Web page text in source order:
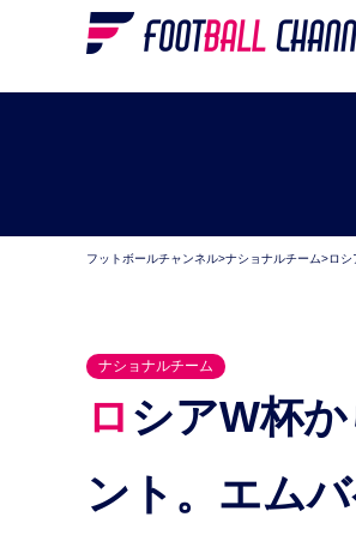
フットボールチャンネル>ナショナルチーム>ロシ
ナショナルチーム
ロシアW杯から飛躍が期待される10人のヤングタレ
ント。エム